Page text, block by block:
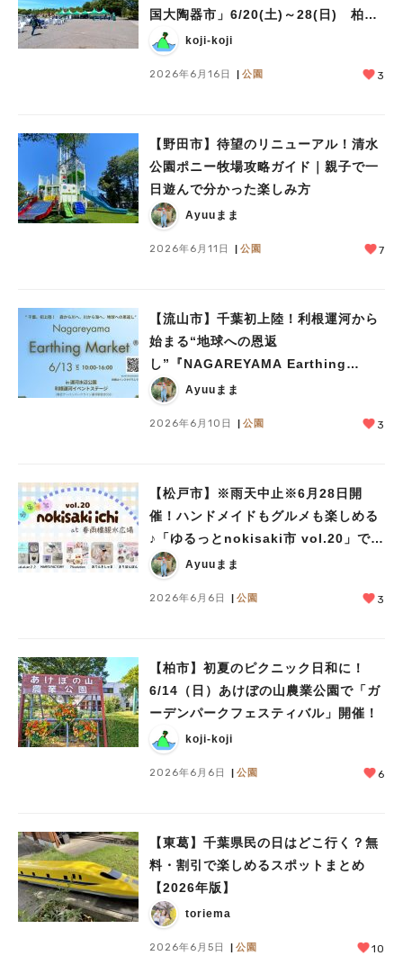
国大陶器市」6/20(土)～28(日) 柏の
葉公園で開催！
koji-koji
2026年6月16日 公園 3
【野田市】待望のリニューアル！清水
公園ポニー牧場攻略ガイド｜親子で一
日遊んで分かった楽しみ方
Ayuuまま
2026年6月11日 公園 7
【流山市】千葉初上陸！利根運河から
始まる“地球への恩返
し”『NAGAREYAMA Earthing
Market®︎』開催！【6月13日】
Ayuuまま
2026年6月10日 公園 3
【松戸市】※雨天中止※6月28日開
催！ハンドメイドもグルメも楽しめる
♪「ゆるっとnokisaki市 vol.20」でお
気に入りとの出会いを
Ayuuまま
2026年6月6日 公園 3
【柏市】初夏のピクニック日和に！
6/14（日）あけぼの山農業公園で「ガ
ーデンパークフェスティバル」開催！
koji-koji
2026年6月6日 公園 6
【東葛】千葉県民の日はどこ行く？無
料・割引で楽しめるスポットまとめ
【2026年版】
toriema
2026年6月5日 公園 10